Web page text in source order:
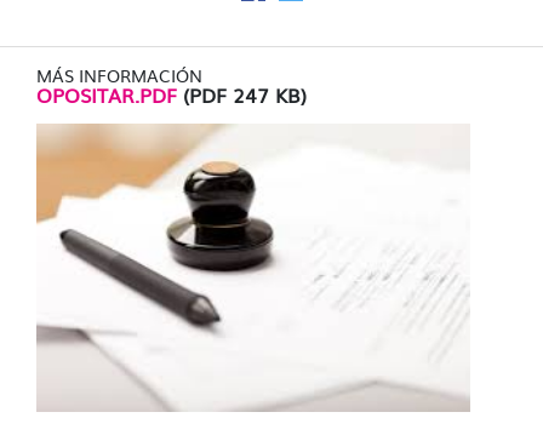
MÁS INFORMACIÓN
OPOSITAR.PDF (PDF 247 KB)